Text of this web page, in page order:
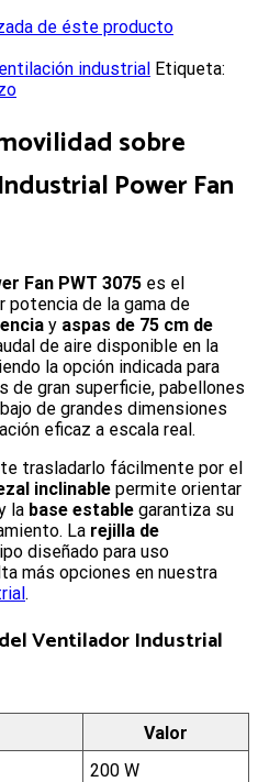
de éste producto
industrial Etiqueta:
sobre
Power Fan
Fan PWT 3075 es el
potencia de la gama de
y aspas de 75 cm de
de aire disponible en la
la opción indicada para
de gran superficie, pabellones
de grandes dimensiones
eficaz a escala real.
trasladarlo fácilmente por el
inclinable permite orientar
la base estable garantiza su
La rejilla de
diseñado para uso
más opciones en nuestra
.
Ventilador Industrial
Valor
200 W